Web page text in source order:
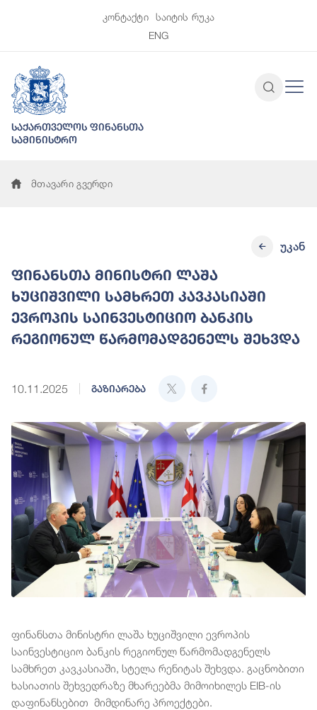
კონტაქტი
საიტის რუკა
ENG
საქართველოს ფინანსთა
სამინისტრო
მთავარი გვერდი
ფინანსთა მინისტრი ლაშა
ხუციშვილი სამხრეთ კავკასიაში
ევროპის საინვესტიციო ბანკის
რეგიონულ წარმომადგენელს შეხვდა
10.11.2025 გაზიარება
უკან
ფინანსთა მინისტრი ლაშა ხუციშვილი ევროპის
საინვესტიციო ბანკის რეგიონულ წარმომადგენელს
სამხრეთ კავკასიაში, სტელა რენიტას შეხვდა. გაცნობითი
ხასიათის შეხვედრაზე მხარეებმა მიმოიხილეს EIB-ის
დაფინანსებით მიმდინარე პროექტები.